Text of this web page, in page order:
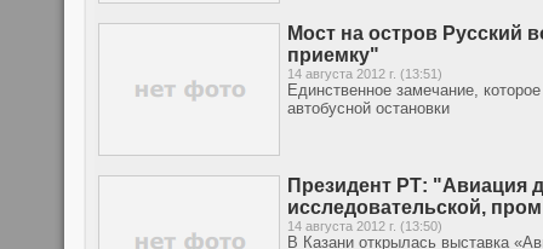
Мост на остров Русский
приемку"
14 августа 2012 г. (13:51)
Единственное замечание,
автобусной остановки
Президент РТ: "Авиация
исследовательской,
14 августа 2012 г. (13:50)
В Казани открылась выставка